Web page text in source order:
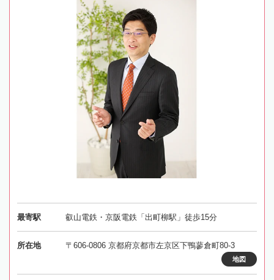
最寄駅 叡山電鉄・京阪電鉄「出町柳駅」徒歩15分
所在地 〒606-0806 京都府京都市左京区下鴨蓼倉町80-3
地図